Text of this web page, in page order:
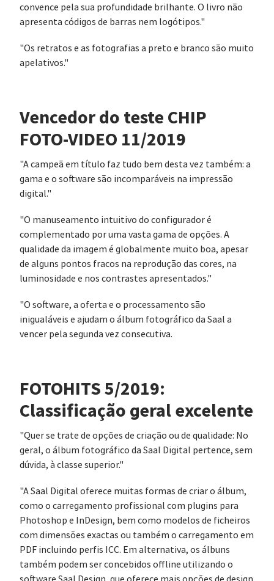
convence pela sua profundidade brilhante. O livro não
apresenta códigos de barras nem logótipos."
"Os retratos e as fotografias a preto e branco são muito
apelativos."
Vencedor do teste CHIP
FOTO-VIDEO 11/2019
"A campeã em título faz tudo bem desta vez também: a
gama e o software são incomparáveis na impressão
digital."
"O manuseamento intuitivo do configurador é
complementado por uma vasta gama de opções. A
qualidade da imagem é globalmente muito boa, apesar
de alguns pontos fracos na reprodução das cores, na
luminosidade e nos contrastes apresentados."
"O software, a oferta e o processamento são
inigualáveis e ajudam o álbum fotográfico da Saal a
vencer pela segunda vez consecutiva.
FOTOHITS 5/2019:
Classificação geral excelente
"Quer se trate de opções de criação ou de qualidade: No
geral, o álbum fotográfico da Saal Digital pertence, sem
dúvida, à classe superior."
"A Saal Digital oferece muitas formas de criar o álbum,
como o carregamento profissional com plugins para
Photoshop e InDesign, bem como modelos de ficheiros
com dimensões exactas ou também o carregamento em
PDF incluindo perfis ICC. Em alternativa, os álbuns
também podem ser concebidos offline utilizando o